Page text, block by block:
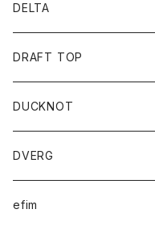
DELTA
DRAFT TOP
DUCKNOT
DVERG
efim